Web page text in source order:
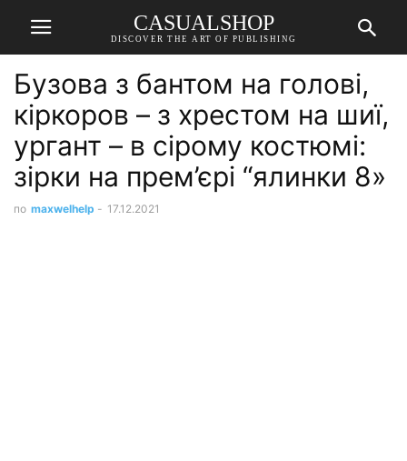
CASUALSHOP
DISCOVER THE ART OF PUBLISHING
Бузова з бантом на голові,
кіркоров – з хрестом на шиї,
ургант – в сірому костюмі:
зірки на прем’єрі “ялинки 8»
по maxwelhelp - 17.12.2021